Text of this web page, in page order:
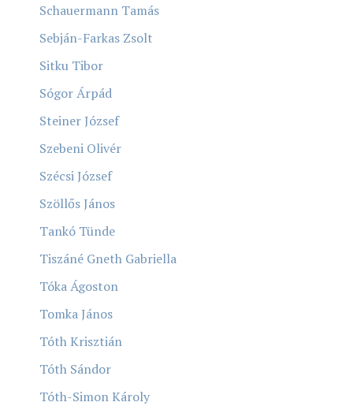
Schauermann Tamás
Sebján-Farkas Zsolt
Sitku Tibor
Sógor Árpád
Steiner József
Szebeni Olivér
Szécsi József
Szöllős János
Tankó Tünde
Tiszáné Gneth Gabriella
Tóka Ágoston
Tomka János
Tóth Krisztián
Tóth Sándor
Tóth-Simon Károly